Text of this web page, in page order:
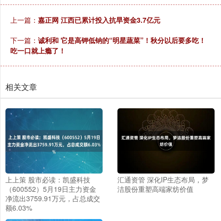
上一篇： 嘉正网 江西已累计投入抗旱资金3.7亿元
下一篇： 诚利和 它是高钾低钠的“明星蔬菜”！秋分以后要多吃！
吃一口就上瘾了！
相关文章
上上策 股市必读：凯盛科技
（600552）5月19日主力资金
净流出3759.91万元，占总成交
额6.03%
汇通资管 深化IP生态布局，梦
洁股份重塑高端家纺价值